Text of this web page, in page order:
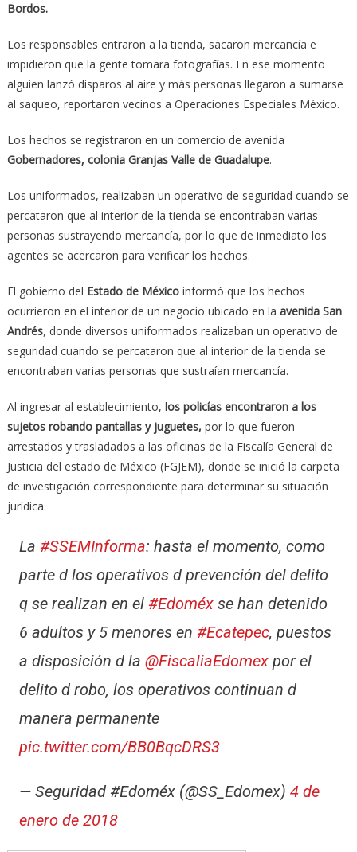
Bordos.
Los responsables entraron a la tienda, sacaron mercancía e
impidieron que la gente tomara fotografías. En ese momento
alguien lanzó disparos al aire y más personas llegaron a sumarse
al saqueo, reportaron vecinos a Operaciones Especiales México.
Los hechos se registraron en un comercio de avenida
Gobernadores, colonia Granjas Valle de Guadalupe.
Los uniformados, realizaban un operativo de seguridad cuando se
percataron que al interior de la tienda se encontraban varias
personas sustrayendo mercancía, por lo que de inmediato los
agentes se acercaron para verificar los hechos.
El gobierno del Estado de Méxicoinformó que los hechos
ocurrieron en el interior de un negocio ubicado en la avenida San
Andrés, donde diversos uniformados realizaban un operativo de
seguridad cuando se percataron que al interior de la tienda se
encontraban varias personas que sustraían mercancía.
Al ingresar al establecimiento, los policías encontraron a los
sujetos robando pantallas y juguetes, por lo que fueron
arrestados y trasladados a las oficinas de la Fiscalía General de
Justicia del estado de México (FGJEM), donde se inició la carpeta
de investigación correspondiente para determinar su situación
jurídica.
La #SSEMInforma: hasta el momento, como
parte d los operativos d prevención del delito
q se realizan en el #Edoméxse han detenido
6 adultos y 5 menores en #Ecatepec, puestos
a disposición d la @FiscaliaEdomexpor el
delito d robo, los operativos continuan d
manera permanente
pic.twitter.com/BB0BqcDRS3
— Seguridad #Edoméx (@SS_Edomex) 4 de
enero de 2018